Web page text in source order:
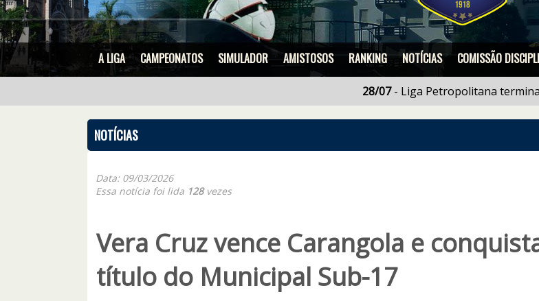
A LIGA CAMPEONATOS SIMULADOR AMISTOSOS RANKING NOTÍCIAS COMISSÃO
- Liga Petropolitana termina em
NOTÍCIAS
Data: 09/03/2026
Essa notícia foi lida 128vezes
Vera Cruz vence Carangola e
título do Municipal Sub-17